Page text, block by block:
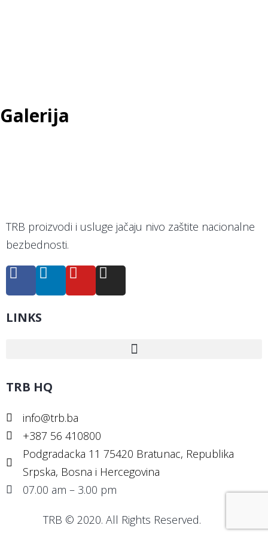
Galerija
TRB proizvodi i usluge jačaju nivo zaštite nacionalne
bezbednosti.
LINKS
TRB HQ
info@trb.ba
+387 56 410800
Podgradacka 11 75420 Bratunac, Republika
Srpska, Bosna i Hercegovina
07.00 am – 3.00 pm
TRB © 2020. All Rights Reserved.